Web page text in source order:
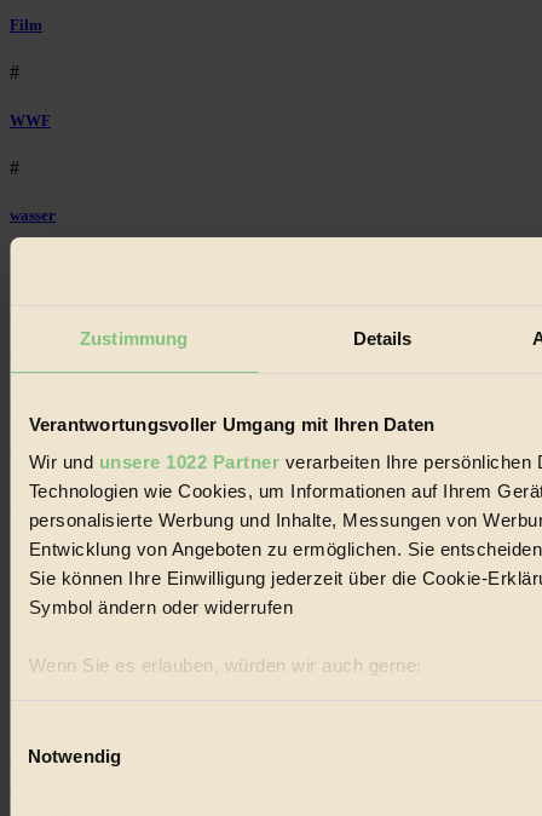
Zustimmung Details
Verantwortungsvoller Umgang mit Ihren Daten
Wir und unsere 1022 Partnerverarbeiten Ihre persönlichen
Technologien wie Cookies, um Informationen auf Ihrem
personalisierte Werbung und Inhalte, Messungen von
Entwicklung von Angeboten zu ermöglichen. Sie
Sie können Ihre Einwilligung jederzeit über die Cookie-
Symbol ändern oder widerrufen
Wenn Sie es erlauben, würden wir auch gerne:
Informationen über Ihre geografische Lage
Erfahren Sie mehr darüber, wie Ihre persönlichen Daten
Notwendig
Film
#
WWF
#
wasser
Kinder
Einkaufen
Impressum
22.601 Fans